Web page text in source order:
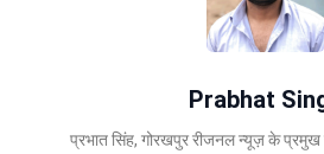
Prabhat
प्रभात सिंह, गोरखपुर रीजनल न्यूज़ के प्रमुख